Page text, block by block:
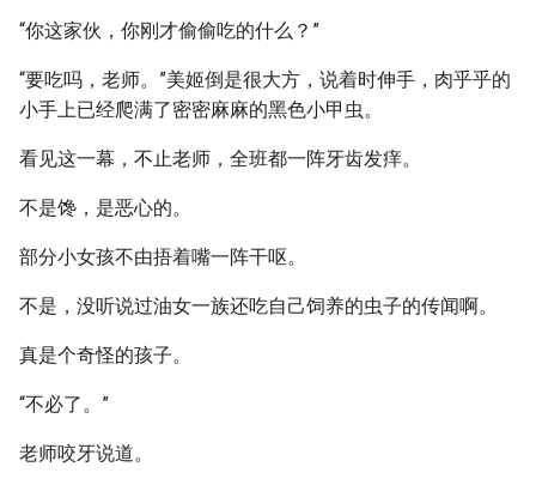
“你这家伙，你刚才偷偷吃的什么？”
“要吃吗，老师。”美姬倒是很大方，说着时伸手，肉乎乎的
小手上已经爬满了密密麻麻的黑色小甲虫。
看见这一幕，不止老师，全班都一阵牙齿发痒。
不是馋，是恶心的。
部分小女孩不由捂着嘴一阵干呕。
不是，没听说过油女一族还吃自己饲养的虫子的传闻啊。
真是个奇怪的孩子。
“不必了。”
老师咬牙说道。